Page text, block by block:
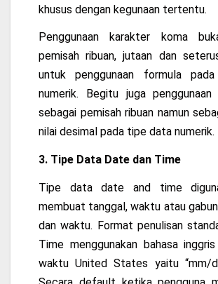
khusus dengan kegunaan tertentu.
Penggunaan karakter koma
pemisah ribuan, jutaan dan
untuk penggunaan formula
numerik. Begitu juga
sebagai pemisah ribuan namun
nilai desimal pada tipe data numerik.
3. Tipe Data Date dan Time
Tipe data date and time
membuat tanggal, waktu atau
dan waktu. Format penulisan
Time menggunakan bahasa
waktu United States yaitu “mm/